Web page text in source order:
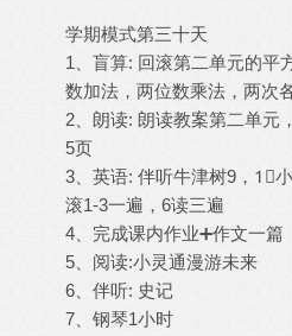
学期模式第三十天
1、盲算: 回滚第二单元的平
数加法，两位数乘法，两次
2、朗读: 朗读教案第二单元
5页
3、英语: 伴听牛津树9，1⃣️
滚1-3一遍，6读三遍
4、完成课内作业➕作文一篇
5、阅读:小灵通漫游未来
6、伴听: 史记
7、钢琴1小时